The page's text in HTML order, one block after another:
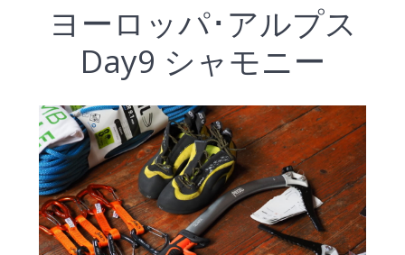
ヨーロッパ･アルプス
Day9 シャモニー